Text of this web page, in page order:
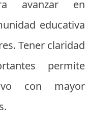
avanzar en
educativa
Tener claridad
permite
con mayor